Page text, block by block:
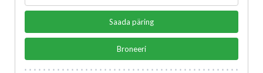
Saada päring
Broneeri